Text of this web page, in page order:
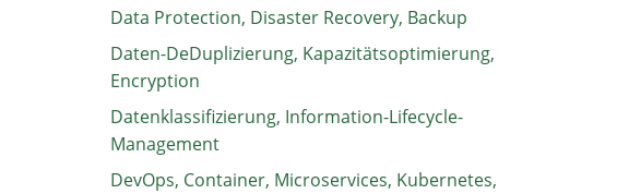
Data Protection, Disaster Recovery, Backup
Daten-DeDuplizierung, Kapazitätsoptimierung,
Encryption
Datenklassifizierung, Information-Lifecycle-
Management
DevOps, Container, Microservices, Kubernetes,